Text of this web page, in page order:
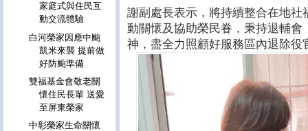
謝副處長表示，將持續整合在地
動關懷及協助榮民眷，秉持退輔
神，盡全力照顧好服務區內退除役
家庭式與住民互
動交流體驗
白河榮家因應中颱
凱米來襲 提前做
好防颱準備
雙福基金會敬老關
懷住民長輩 送愛
至屏東榮家
中彰榮家生命關懷